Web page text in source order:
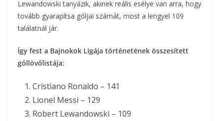
Lewandowski tanyázik, akinek reális esélye van arra, hogy
tovább gyarapítsa góljai számát, most a lengyel 109
találatnál jár.
Így fest a Bajnokok Ligája történetének összesített
góllövőlistája:
Cristiano Ronaldo – 141
Lionel Messi – 129
Robert Lewandowski – 109